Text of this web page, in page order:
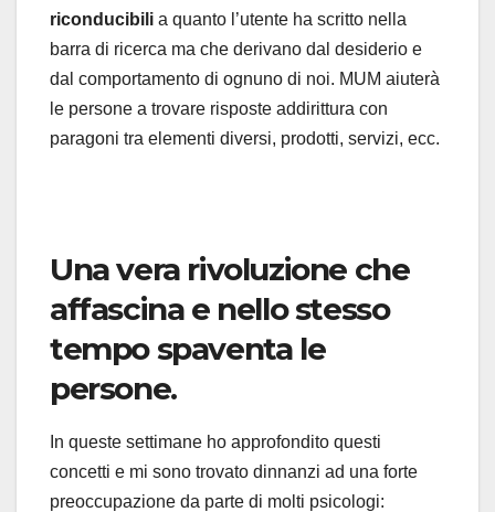
riconducibili a quanto l’utente ha scritto nella
barra di ricerca ma che derivano dal desiderio e
dal comportamento di ognuno di noi. MUM aiuterà
le persone a trovare risposte addirittura con
paragoni tra elementi diversi, prodotti, servizi, ecc.
Una vera rivoluzione che
affascina e nello stesso
tempo spaventa le
persone.
In queste settimane ho approfondito questi
concetti e mi sono trovato dinnanzi ad una forte
preoccupazione da parte di molti psicologi: